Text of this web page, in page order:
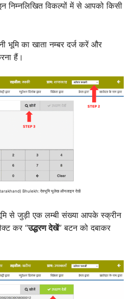
निम्नलिखित विकल्पों में से आपको किसी
का खाता नम्बर दर्ज करें और
हैं।
Bhulekh: देवभूमि भूलेख ऑनलाइन देखें
से जुड़ी एक लम्बी संख्या आपके स्क्रीन
कर “उद्धरण देखें” बटन को दबाकर